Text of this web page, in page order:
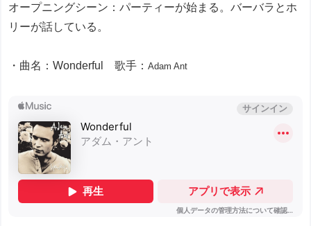
オープニングシーン：パーティーが始まる。バーバラとホ
リーが話している。
・曲名：Wonderful 歌手：Adam Ant